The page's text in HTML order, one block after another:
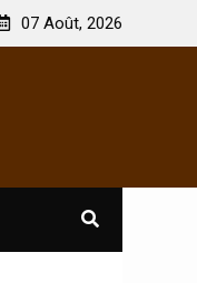
: En
se
[France-
souveraineté
07 Août, 2026